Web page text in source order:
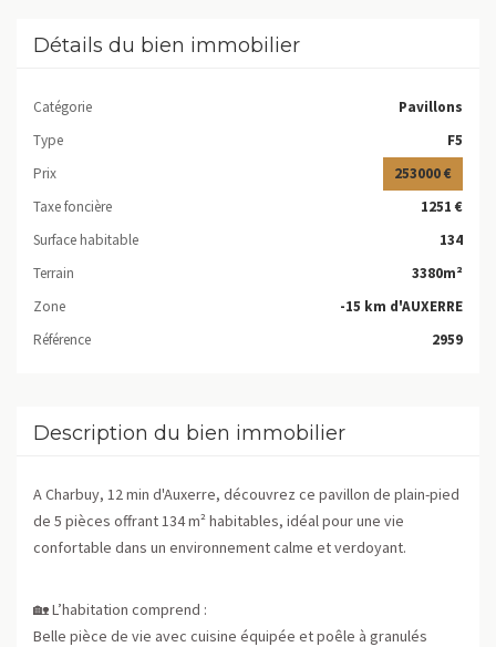
Détails du bien immobilier
Catégorie
Pavillons
Type
F5
Prix
253000 €
Taxe foncière
1251 €
Surface habitable
134
Terrain
3380m²
Zone
-15 km d'AUXERRE
Référence
2959
Description du bien immobilier
A Charbuy, 12 min d'Auxerre, découvrez ce pavillon de plain-pied
de 5 pièces offrant 134 m² habitables, idéal pour une vie
confortable dans un environnement calme et verdoyant.
🏡 L’habitation comprend :
Belle pièce de vie avec cuisine équipée et poêle à granulés